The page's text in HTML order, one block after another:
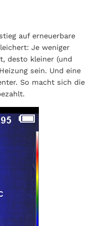
auf erneuerbare
Je weniger
desto kleiner (und
sein. Und eine
So macht sich die